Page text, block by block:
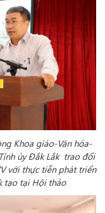
Khoa giáo-Văn hóa-
ủy Đắk Lắk trao đổi
với thực tiễn phát triển
tạo tại Hội thảo